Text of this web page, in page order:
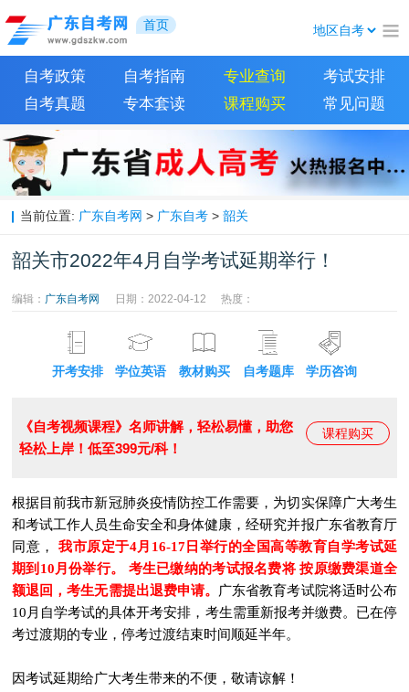
首页
自考政策 自考指南 专业查询
考试安排
自考真题
专本套读 课程购买 常见问题
当前位置: 广东自考网 > 广东自考> 韶关
韶关市2022年4月自学考试延期举行！
编辑： 广东自考网 日期：2022-04-12 热度：
开考安排 学位英语 教材购买 自考题库 学历咨询
课程购买
《自考视频课程》名师讲解，轻松易懂，助您
轻松上岸！低至399元/科！
根据目前我市新冠肺炎疫情防控工作需要，为切实保障广大考生
和考试工作人员生命安全和身体健康，经研究并报广东省教育厅
同意，
我市原定于4月16-17日举行的全国高等教育自学考试延
期到10月份举行。 考生已缴纳的考试报名费将 按原缴费渠道全
额退回，考生无需提出退费申请。 广东省教育考试院将适时公布
10月自学考试的具体开考安排，考生需重新报考并缴费。已在停
考过渡期的专业，停考过渡结束时间顺延半年。
因考试延期给广大考生带来的不便，敬请谅解！